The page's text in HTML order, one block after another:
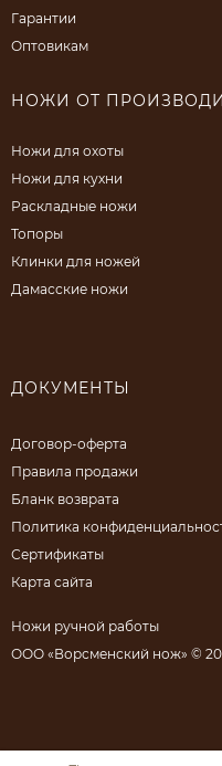
Гарантии
Оптовикам
НОЖИ ОТ
Ножи для охоты
Ножи для кухни
Раскладные ножи
Топоры
Клинки для ножей
Дамасские ножи
ДОКУМЕНТЫ
Договор-оферта
Правила продажи
Бланк возврата
Политика
Сертификаты
Карта сайта
Ножи ручной работы
ООО «Ворсменский нож» ©